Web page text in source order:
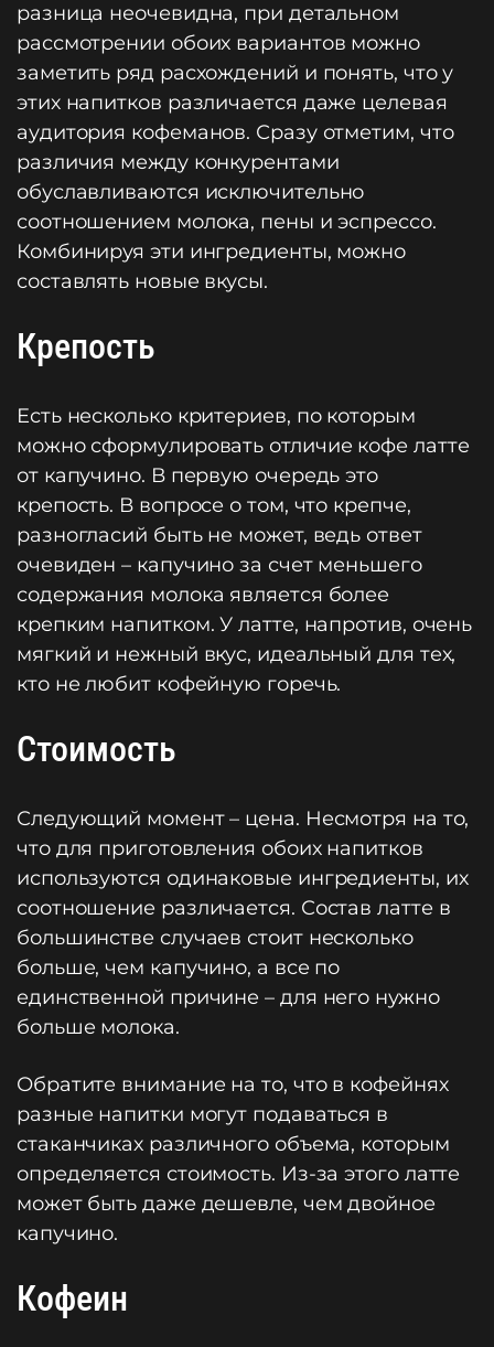
разница неочевидна, при детальном
рассмотрении обоих вариантов можно
заметить ряд расхождений и понять, что у
этих напитков различается даже целевая
аудитория кофеманов. Сразу отметим, что
различия между конкурентами
обуславливаются исключительно
соотношением молока, пены и эспрессо.
Комбинируя эти ингредиенты, можно
составлять новые вкусы.
Крепость
Есть несколько критериев, по которым
можно сформулировать отличие кофе латте
от капучино. В первую очередь это
крепость. В вопросе о том, что крепче,
разногласий быть не может, ведь ответ
очевиден – капучино за счет меньшего
содержания молока является более
крепким напитком. У латте, напротив, очень
мягкий и нежный вкус, идеальный для тех,
кто не любит кофейную горечь.
Стоимость
Следующий момент – цена. Несмотря на то,
что для приготовления обоих напитков
используются одинаковые ингредиенты, их
соотношение различается. Состав латте в
большинстве случаев стоит несколько
больше, чем капучино, а все по
единственной причине – для него нужно
больше молока.
Обратите внимание на то, что в кофейнях
разные напитки могут подаваться в
стаканчиках различного объема, которым
определяется стоимость. Из-за этого латте
может быть даже дешевле, чем двойное
капучино.
Кофеин